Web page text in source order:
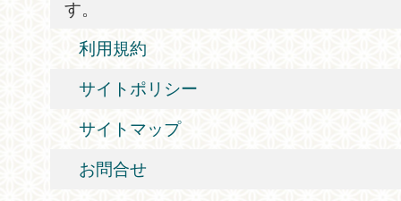
す。
利用規約
サイトポリシー
サイトマップ
お問合せ